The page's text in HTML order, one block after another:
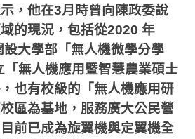
，他在3月時曾向陳政委說
的現況，包括從2020 年
大學部「無人機微學分學
無人機應用暨智慧農業碩士
也有校級的「無人機應用研
區為基地，服務廣大公民營
前已成為旋翼機與定翼機全